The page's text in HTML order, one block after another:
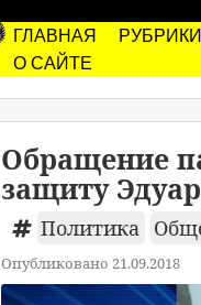
ГЛАВНАЯ
РУБРИКИ
О САЙТЕ
Обращение
защиту
Политика
Опубликовано 21.09.2018